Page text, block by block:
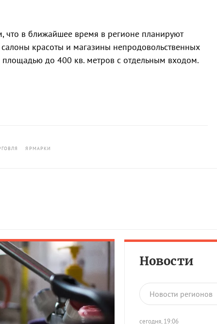
что в ближайшее время в регионе планируют
салоны красоты и магазины непродовольственных
площадью до 400 кв. метров с отдельным входом.
ЯРМАРКИ
Новости
Новости регионов
сегодня, 19:06